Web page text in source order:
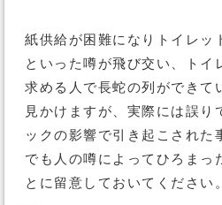
紙供給が困難になりトイレッ
といった噂が飛び交い、トイ
求める人で長蛇の列ができて
見かけますが、実際には誤り
ックの影響で引き起こされた
でも人の噂によってひろまっ
とに留意しておいてください。